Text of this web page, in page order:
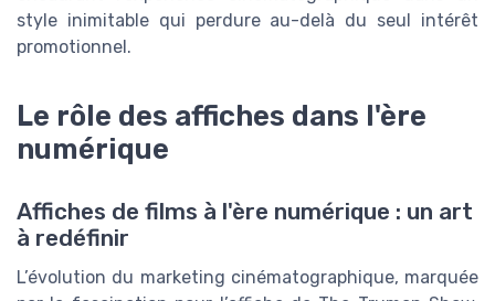
style inimitable qui perdure au-delà du seul intérêt
promotionnel.
Le rôle des affiches dans l'ère
numérique
Affiches de films à l'ère numérique : un art
à redéfinir
L’évolution du marketing cinématographique, marquée